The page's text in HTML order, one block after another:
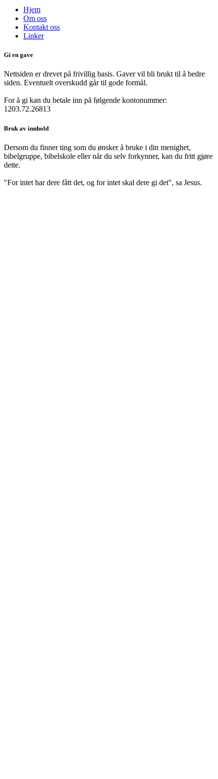
Hjem
Om oss
Kontakt oss
Linker
Gi en gave
Nettsiden er drevet på frivillig basis. Gaver vil bli brukt til å bedre
siden. Eventuelt overskudd går til gode formål.
For å gi kan du betale inn på følgende kontonummer:
1203.72.26813
Bruk av innhold
Dersom du finner ting som du ønsker å bruke i din menighet,
bibelgruppe, bibelskole eller når du selv forkynner, kan du fritt gjøre
dette.
"For intet har dere fått det, og for intet skal dere gi det", sa Jesus.